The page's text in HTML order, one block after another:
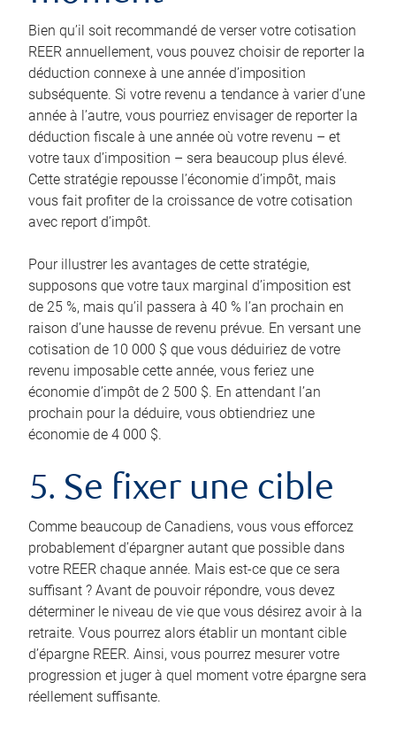
Bien qu’il soit recommandé de verser votre cotisation
REER annuellement, vous pouvez choisir de reporter la
déduction connexe à une année d’imposition
subséquente. Si votre revenu a tendance à varier d’une
année à l’autre, vous pourriez envisager de reporter la
déduction fiscale à une année où votre revenu – et
votre taux d’imposition – sera beaucoup plus élevé.
Cette stratégie repousse l’économie d’impôt, mais
vous fait profiter de la croissance de votre cotisation
avec report d’impôt.
Pour illustrer les avantages de cette stratégie,
supposons que votre taux marginal d’imposition est
de 25 %, mais qu’il passera à 40 % l’an prochain en
raison d’une hausse de revenu prévue. En versant une
cotisation de 10 000 $ que vous déduiriez de votre
revenu imposable cette année, vous feriez une
économie d’impôt de 2 500 $. En attendant l’an
prochain pour la déduire, vous obtiendriez une
économie de 4 000 $.
5. Se fixer une cible
Comme beaucoup de Canadiens, vous vous efforcez
probablement d’épargner autant que possible dans
votre REER chaque année. Mais est-ce que ce sera
suffisant ? Avant de pouvoir répondre, vous devez
déterminer le niveau de vie que vous désirez avoir à la
retraite. Vous pourrez alors établir un montant cible
d’épargne REER. Ainsi, vous pourrez mesurer votre
progression et juger à quel moment votre épargne sera
réellement suffisante.